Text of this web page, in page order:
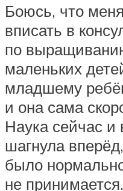
Боюсь, что
вписать в
по
маленьких
младшему
и она сама
Наука сейчас и
шагнула
было
не